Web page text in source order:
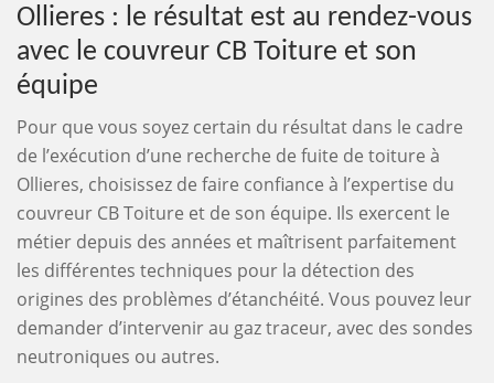
Ollieres : le résultat est au rendez-vous
avec le couvreur CB Toiture et son
équipe
Pour que vous soyez certain du résultat dans le cadre
de l’exécution d’une recherche de fuite de toiture à
Ollieres, choisissez de faire confiance à l’expertise du
couvreur CB Toiture et de son équipe. Ils exercent le
métier depuis des années et maîtrisent parfaitement
les différentes techniques pour la détection des
origines des problèmes d’étanchéité. Vous pouvez leur
demander d’intervenir au gaz traceur, avec des sondes
neutroniques ou autres.